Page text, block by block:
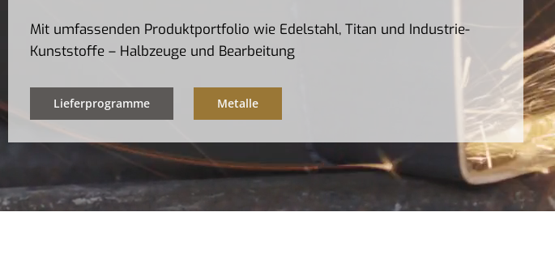
Mit umfassenden Produktportfolio wie Edelstahl, Titan und Industrie-
Kunststoffe – Halbzeuge und Bearbeitung
Lieferprogramme Metalle